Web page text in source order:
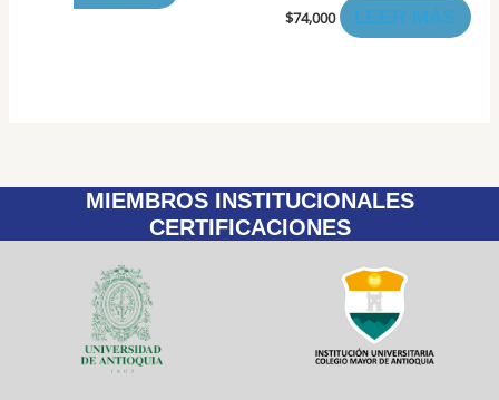
$74,000 LEER MÁS
MIEMBROS INSTITUCIONALES
CERTIFICACIONES